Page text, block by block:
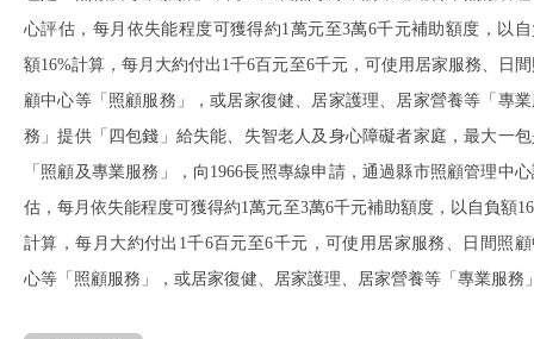
心評估，每月依失能程度可獲得約1萬元至3萬6千元補助額度，以
額16%計算，每月大約付出1千6百元至6千元，可使用居家服務、日
顧中心等「照顧服務」，或居家復健、居家護理、居家營養等「專
務」提供「四包錢」給失能、失智老人及身心障礙者家庭，最大一
「照顧及專業服務」，向1966長照專線申請，通過縣市照顧管理中
估，每月依失能程度可獲得約1萬元至3萬6千元補助額度，以自負額
計算，每月大約付出1千6百元至6千元，可使用居家服務、日間照
心等「照顧服務」，或居家復健、居家護理、居家營養等「專業服務